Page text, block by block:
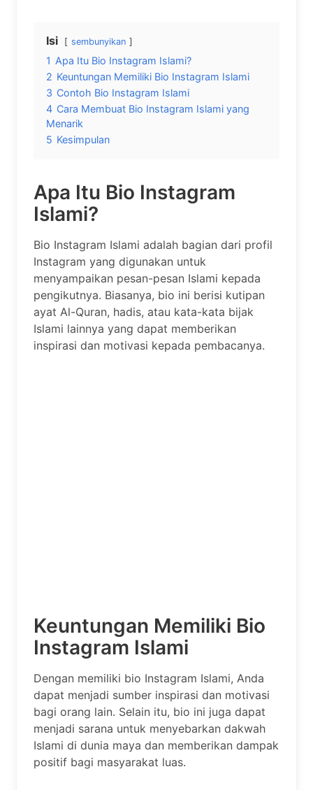
Isi sembunyikan
1 Apa Itu Bio Instagram Islami?
2 Keuntungan Memiliki Bio Instagram Islami
3 Contoh Bio Instagram Islami
4 Cara Membuat Bio Instagram Islami yang
Menarik
5 Kesimpulan
Apa Itu Bio Instagram
Islami?
Bio Instagram Islami adalah bagian dari profil
Instagram yang digunakan untuk
menyampaikan pesan-pesan Islami kepada
pengikutnya. Biasanya, bio ini berisi kutipan
ayat Al-Quran, hadis, atau kata-kata bijak
Islami lainnya yang dapat memberikan
inspirasi dan motivasi kepada pembacanya.
Keuntungan Memiliki Bio
Instagram Islami
Dengan memiliki bio Instagram Islami, Anda
dapat menjadi sumber inspirasi dan motivasi
bagi orang lain. Selain itu, bio ini juga dapat
menjadi sarana untuk menyebarkan dakwah
Islami di dunia maya dan memberikan dampak
positif bagi masyarakat luas.